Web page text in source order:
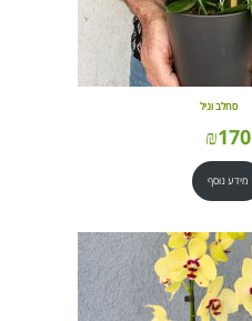
סחלב וניל
₪170
מידע נוסף